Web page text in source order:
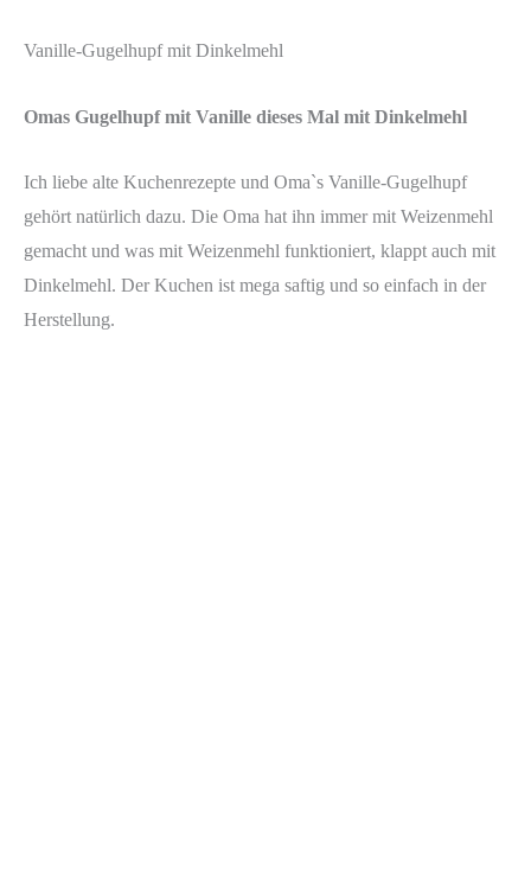
Vanille-Gugelhupf mit Dinkelmehl
Omas Gugelhupf mit Vanille dieses Mal mit Dinkelmehl
Ich liebe alte Kuchenrezepte und Oma`s Vanille-Gugelhupf
gehört natürlich dazu. Die Oma hat ihn immer mit Weizenmehl
gemacht und was mit Weizenmehl funktioniert, klappt auch mit
Dinkelmehl. Der Kuchen ist mega saftig und so einfach in der
Herstellung.